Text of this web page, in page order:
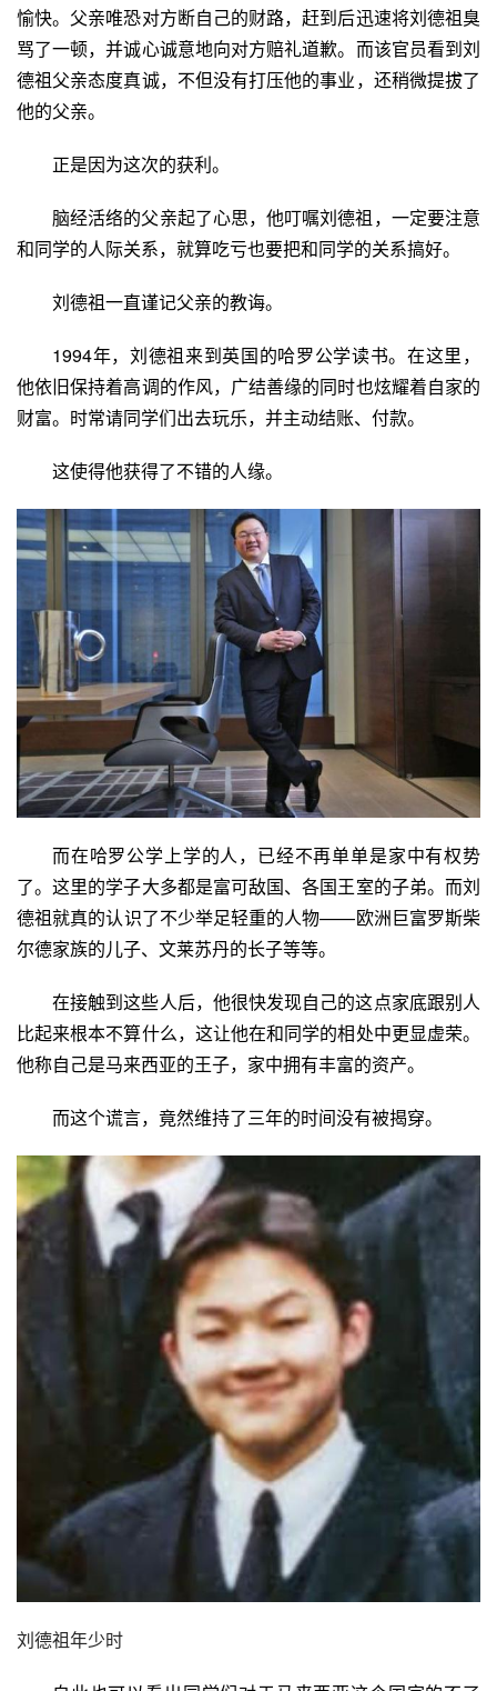
愉快。父亲唯恐对方断自己的财路，赶到后迅速将刘德祖臭
骂了一顿，并诚心诚意地向对方赔礼道歉。而该官员看到刘
德祖父亲态度真诚，不但没有打压他的事业，还稍微提拔了
他的父亲。
正是因为这次的获利。
脑经活络的父亲起了心思，他叮嘱刘德祖，一定要注意
和同学的人际关系，就算吃亏也要把和同学的关系搞好。
刘德祖一直谨记父亲的教诲。
1994年，刘德祖来到英国的哈罗公学读书。在这里，
他依旧保持着高调的作风，广结善缘的同时也炫耀着自家的
财富。时常请同学们出去玩乐，并主动结账、付款。
这使得他获得了不错的人缘。
而在哈罗公学上学的人，已经不再单单是家中有权势
了。这里的学子大多都是富可敌国、各国王室的子弟。而刘
德祖就真的认识了不少举足轻重的人物——欧洲巨富罗斯柴
尔德家族的儿子、 文莱苏丹的长子等等。
在接触到这些人后，他很快发现自己的这点家底跟别人
比起来根本不算什么，这让他在和同学的相处中更显虚荣。
他称自己是马来西亚的王子，家中拥有丰富的资产。
而这个谎言，竟然维持了三年的时间没有被揭穿。
刘德祖年少时